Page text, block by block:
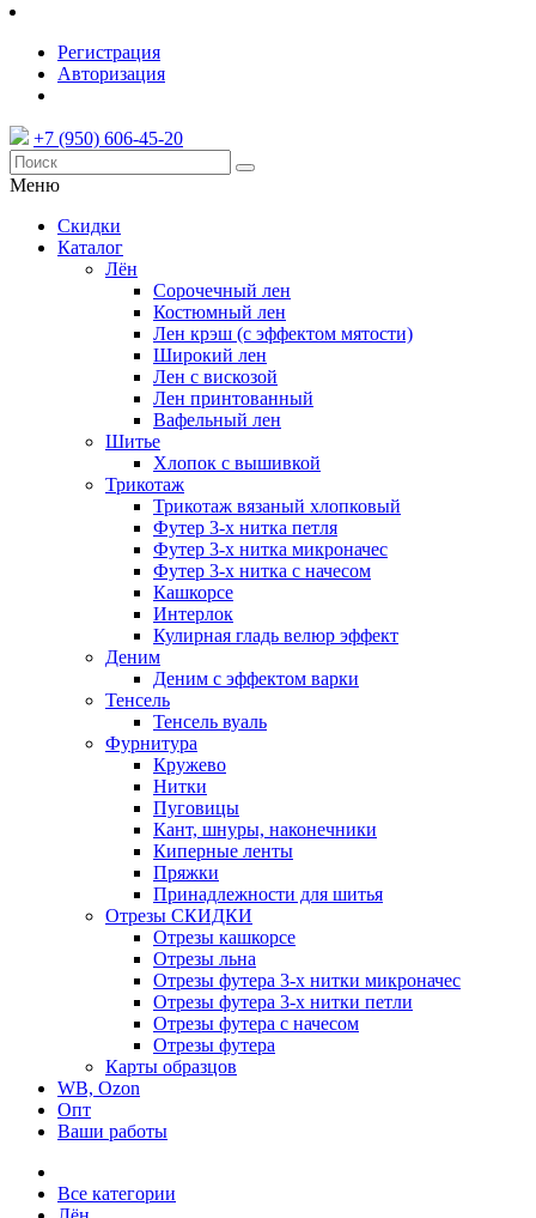
Регистрация
Авторизация
+7 (950) 606-45-20
Меню
Скидки
Каталог
Лён
Сорочечный лен
Костюмный лен
Лен крэш (с эффектом мятости)
Широкий лен
Лен с вискозой
Лен принтованный
Вафельный лен
Шитье
Хлопок с вышивкой
Трикотаж
Трикотаж вязаный хлопковый
Футер 3-х нитка петля
Футер 3-х нитка микроначес
Футер 3-х нитка с начесом
Кашкорсе
Интерлок
Кулирная гладь велюр эффект
Деним
Деним с эффектом варки
Тенсель
Тенсель вуаль
Фурнитура
Кружево
Нитки
Пуговицы
Кант, шнуры, наконечники
Киперные ленты
Пряжки
Принадлежности для шитья
Отрезы СКИДКИ
Отрезы кашкорсе
Отрезы льна
Отрезы футера 3-х нитки микроначес
Отрезы футера 3-х нитки петли
Отрезы футера с начесом
Отрезы футера
Карты образцов
WB, Ozon
Опт
Ваши работы
Все категории